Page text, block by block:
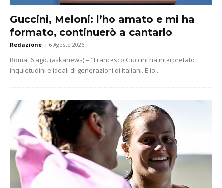
Guccini, Meloni: l’ho amato e mi ha
formato, continuerò a cantarlo
Redazione - 6 Agosto 2026
Roma, 6 ago. (askanews) – "Francesco Guccini ha interpretato
inquietudini e ideali di generazioni di italiani. E io...